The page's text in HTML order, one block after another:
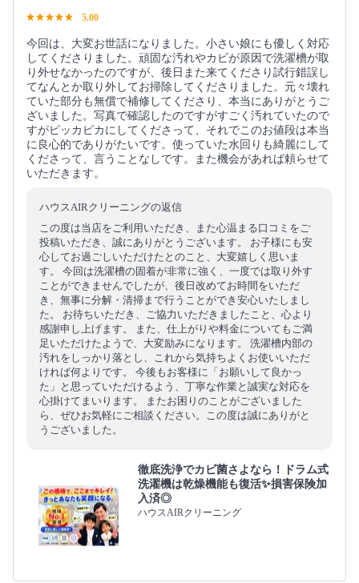
5.00
今回は、大変お世話になりました。小さい娘にも優しく対応
してくださりました。頑固な汚れやカビが原因で洗濯槽が取
り外せなかったのですが、後日また来てくださり試行錯誤し
てなんとか取り外してお掃除してくださりました。元々壊れ
ていた部分も無償で補修してくださり、本当にありがとうご
ざいました。写真で確認したのですがすごく汚れていたので
すがピッカピカにしてくださって、それでこのお値段は本当
に良心的でありがたいです。使っていた水回りも綺麗にして
くださって、言うことなしです。また機会があれば頼らせて
いただきます。
ハウスAIRクリーニングの返信
この度は当店をご利用いただき、また心温まる口コミをご
投稿いただき、誠にありがとうございます。 お子様にも安
心してお過ごしいただけたとのこと、大変嬉しく思いま
す。 今回は洗濯槽の固着が非常に強く、一度では取り外す
ことができませんでしたが、後日改めてお時間をいただ
き、無事に分解・清掃まで行うことができ安心いたしまし
た。 お待ちいただき、ご協力いただきましたこと、心より
感謝申し上げます。 また、仕上がりや料金についてもご満
足いただけたようで、大変励みになります。 洗濯槽内部の
汚れをしっかり落とし、これから気持ちよくお使いいただ
ければ何よりです。 今後もお客様に「お願いして良かっ
た」と思っていただけるよう、丁寧な作業と誠実な対応を
心掛けてまいります。 またお困りのことがございました
ら、ぜひお気軽にご相談ください。この度は誠にありがと
うございました。
徹底洗浄でカビ菌さよなら！ドラム式
洗濯機は乾燥機能も復活✨損害保険加
入済◎
ハウスAIRクリーニング